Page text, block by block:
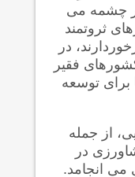
چشمه می
ثروتمند
در
فقیر
برای توسعه
از جمله
در
می انجامد.